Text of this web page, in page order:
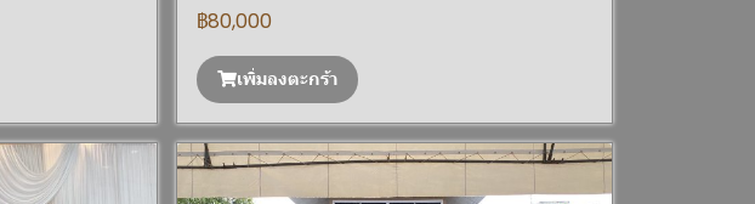
฿80,000
เพิ่มลงตะกร้า